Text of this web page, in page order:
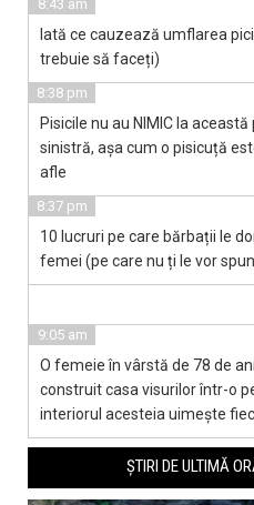
8:43 am
Iată ce cauzează umflarea
trebuie să faceți)
8:38 pm
Pisicile nu au NIMIC la această
sinistră, așa cum o pisicuță
afle
8:37 pm
10 lucruri pe care bărbații le
femei (pe care nu ți le vor
9:05 am
O femeie în vârstă de 78 de
construit casa visurilor într-o
interiorul acesteia uimește
ȘTIRI DE ULTIMĂ